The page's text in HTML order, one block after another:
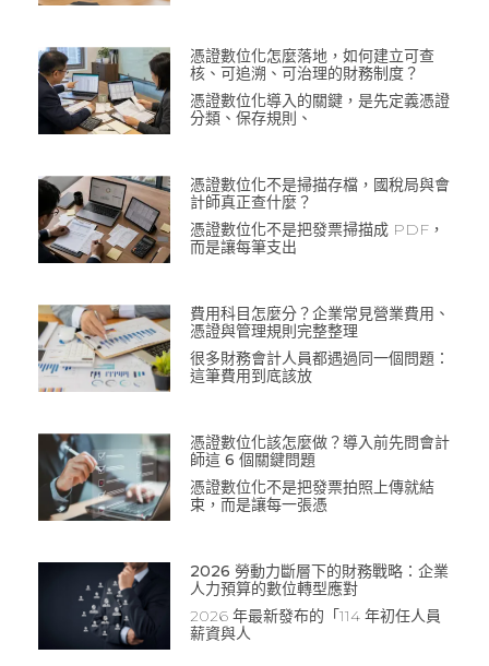
憑證數位化怎麼落地，如何建立可查
核、可追溯、可治理的財務制度？
憑證數位化導入的關鍵，是先定義憑證
分類、保存規則、
憑證數位化不是掃描存檔，國稅局與會
計師真正查什麼？
憑證數位化不是把發票掃描成 PDF，
而是讓每筆支出
費用科目怎麼分？企業常見營業費用、
憑證與管理規則完整整理
很多財務會計人員都遇過同一個問題：
這筆費用到底該放
憑證數位化該怎麼做？導入前先問會計
師這 6 個關鍵問題
憑證數位化不是把發票拍照上傳就結
束，而是讓每一張憑
2026 勞動力斷層下的財務戰略：企業
人力預算的數位轉型應對
2026 年最新發布的「114 年初任人員
薪資與人